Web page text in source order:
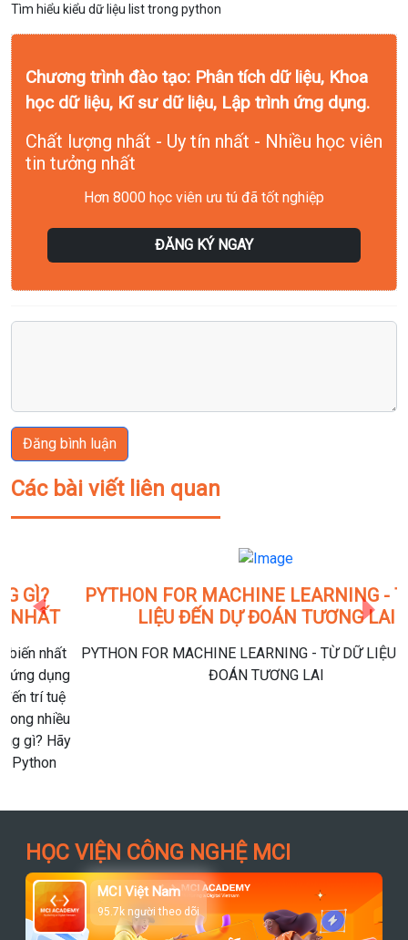
Tìm hiểu kiểu dữ liệu list trong python
Chương trình đào tạo: Phân tích dữ liệu, Khoa
học dữ liệu, Kĩ sư dữ liệu, Lập trình ứng dụng.
Chất lượng nhất - Uy tín nhất - Nhiều học viên
tin tưởng nhất
Hơn 8000 học viên ưu tú đã tốt nghiệp
ĐĂNG KÝ NGAY
Đăng bình luận
Các bài viết liên quan
PYTHON FOR MACHINE LEARNING - TỪ DỮ
LIỆU ĐẾN DỰ ĐOÁN TƯƠNG LAI
PYTHON FOR MACHINE LEARNING - TỪ DỮ LIỆU ĐẾN DỰ
ĐOÁN TƯƠNG LAI
HỌC VIỆN CÔNG NGHỆ MCI
Theo dõi trang